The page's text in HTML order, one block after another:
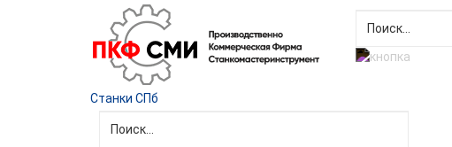
Станки СПб